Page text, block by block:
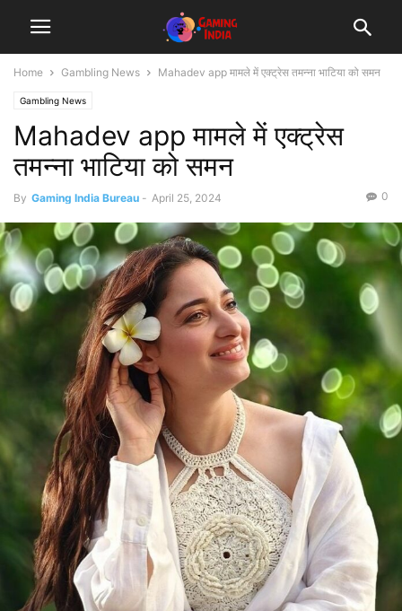
Home Gambling News Mahadev app मामले में एक्ट्रेस तमन्ना भाटिया को समन
Gambling News
Mahadev app मामले में एक्ट्रेस
तमन्ना भाटिया को समन
By Gaming India Bureau - April 25, 2024 0